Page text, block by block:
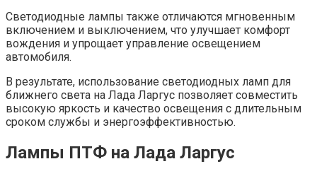
Светодиодные лампы также отличаются мгновенным
включением и выключением, что улучшает комфорт
вождения и упрощает управление освещением
автомобиля.
В результате, использование светодиодных ламп для
ближнего света на Лада Ларгус позволяет совместить
высокую яркость и качество освещения с длительным
сроком службы и энергоэффективностью.
Лампы ПТФ на Лада Ларгус